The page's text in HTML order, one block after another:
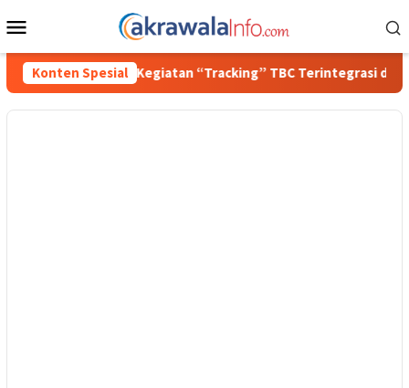
ke
Mobile
Konten Spesial
Imran Buka Kegiatan “Tracking” TBC Terintegrasi dan